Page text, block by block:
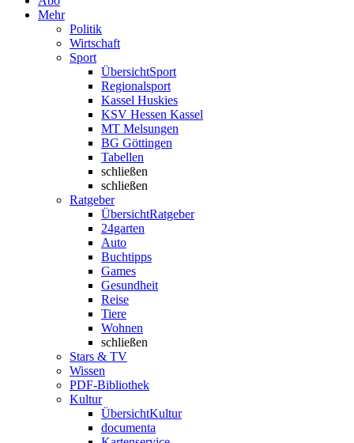
Mehr
Politik
Wirtschaft
Sport
ÜbersichtSport
Regionalsport
Kassel Huskies
KSV Hessen Kassel
MT Melsungen
BG Göttingen
Tabellen
schließen
schließen
Ratgeber
ÜbersichtRatgeber
24garten
Auto
Buchtipps
Games
Gesundheit
Reise
Tiere
Wohnen
schließen
Stars & TV
Wissen
PDF-Bibliothek
Kultur
ÜbersichtKultur
documenta